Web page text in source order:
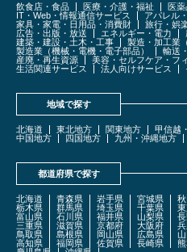
飲食店・食品 医療・介護・福祉 医薬
IT・Web・情報通信サービス
アパレル
家具・家電・日用品・消費財
旅行・娯
広告・出版・放送
エネルギー・電力
建築・建設・土木・工事
製造・加工業
製造業（機械・電機・電子部品）
輸送
産廃・再生資源
美容・セルフケア・フ
生活関連サービス
法人向けサービス
地域で探す
北海道 東北地方 関東地方 甲信越
中国地方
四国地方 九州・沖縄地方
都道府県で探す
北海道 青森県 岩手県 宮城県
栃木県
群馬県 埼玉県 千葉県
富山県
石川県 福井県 山梨県
三重県
滋賀県 京都府 大阪府
鳥取県
島根県 岡山県 広島県
高知県
福岡県 佐賀県 長崎県